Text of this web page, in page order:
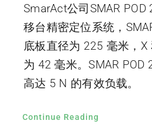
SmarAct公司SMAR
移台精密定位系统，
底板直径为 225 毫米，X
为 42 毫米。SMAR POD
高达 5 N 的有效负载。
Continue Reading